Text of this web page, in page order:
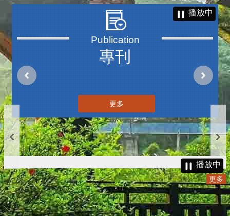
專刊
播放中
更多
播放中
更多